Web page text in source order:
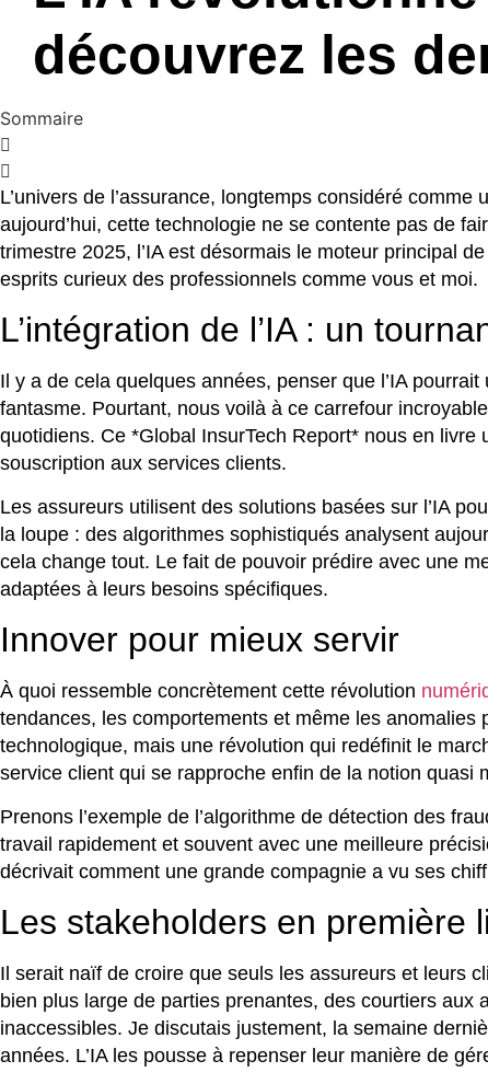
découvrez les
Sommaire
L’univers de l’assurance, longtemps considéré
aujourd’hui, cette technologie ne se contente pas de
trimestre 2025, l’IA est désormais le moteur principal
esprits curieux des professionnels comme vous et moi.
L’intégration de l’IA : un
Il y a de cela quelques années, penser que l’IA
fantasme. Pourtant, nous voilà à ce carrefour
quotidiens. Ce *Global InsurTech Report* nous en livre
souscription aux services clients.
Les assureurs utilisent des solutions basées sur l’IA
la loupe : des algorithmes sophistiqués analysent
cela change tout. Le fait de pouvoir prédire avec une
adaptées à leurs besoins spécifiques.
Innover pour mieux servir
À quoi ressemble concrètement cette révolution
tendances, les comportements et même les anomalies
technologique, mais une révolution qui redéfinit le
service client qui se rapproche enfin de la notion quasi
Prenons l’exemple de l’algorithme de détection des
travail rapidement et souvent avec une meilleure
décrivait comment une grande compagnie a vu ses
Les stakeholders en première
Il serait naïf de croire que seuls les assureurs et leurs
bien plus large de parties prenantes, des courtiers
inaccessibles. Je discutais justement, la semaine
années. L’IA les pousse à repenser leur manière de